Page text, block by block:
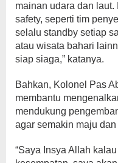
mainan udara dan
safety, seperti tim
selalu standby setiap
atau wisata bahari
siap siaga,” katanya.
Bahkan, Kolonel Pas
membantu
mendukung
agar semakin maju
“Saya Insya Allah